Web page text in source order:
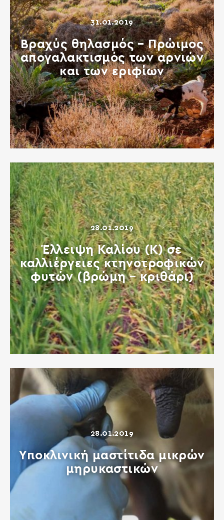
31.01.2019
Βραχύς θηλασμός – Πρώιμος
απογαλακτισμός των αρνιών
και των εριφίων
28.01.2019
Έλλειψη Καλίου (Κ) σε
καλλιέργειες κτηνοτροφικών
φυτών (βρώμη – κριθάρι)
28.01.2019
Υποκλινική μαστίτιδα μικρών
μηρυκαστικών